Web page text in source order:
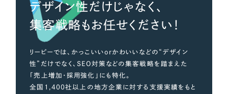
デザイン性だけじゃなく、
集客戦略もお任せください！
リーピーでは、かっこいいorかわいいなどの“デザイン
性”だけでなく、SEO対策などの集客戦略を踏まえた
「売上増加・採用強化」にも特化。
全国1,400社以上の地方企業に対する支援実績をもと